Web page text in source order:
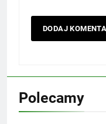
Polecamy